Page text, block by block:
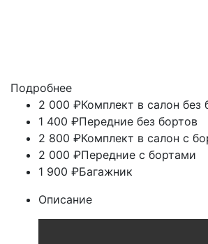
Подробнее
2 000 ₽Комплект в салон без
1 400 ₽Передние без бортов
2 800 ₽Комплект в салон с
2 000 ₽Передние с бортами
1 900 ₽Багажник
Описание